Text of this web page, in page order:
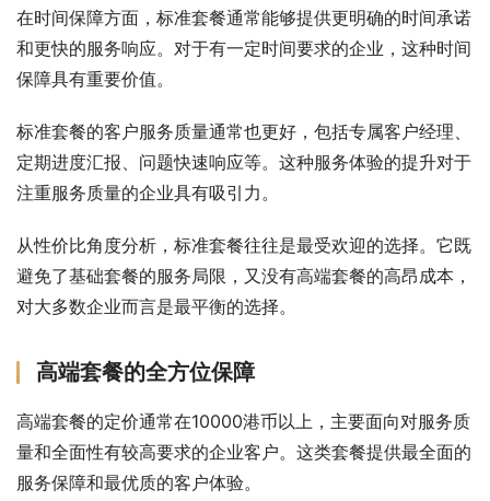
在时间保障方面，标准套餐通常能够提供更明确的时间承诺
和更快的服务响应。对于有一定时间要求的企业，这种时间
保障具有重要价值。
标准套餐的客户服务质量通常也更好，包括专属客户经理、
定期进度汇报、问题快速响应等。这种服务体验的提升对于
注重服务质量的企业具有吸引力。
从性价比角度分析，标准套餐往往是最受欢迎的选择。它既
避免了基础套餐的服务局限，又没有高端套餐的高昂成本，
对大多数企业而言是最平衡的选择。
高端套餐的全方位保障
高端套餐的定价通常在10000港币以上，主要面向对服务质
量和全面性有较高要求的企业客户。这类套餐提供最全面的
服务保障和最优质的客户体验。